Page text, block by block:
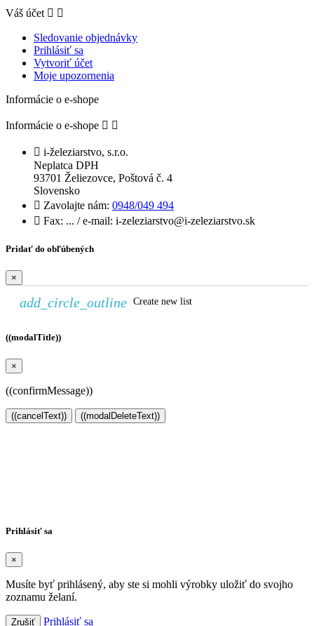
Váš účet  
Sledovanie objednávky
Prihlásiť sa
Vytvoriť účet
Moje upozornenia
Informácie o e-shope
Informácie o e-shope  
 i-železiarstvo, s.r.o.
Neplatca DPH
93701 Želiezovce, Poštová č. 4
Slovensko
 Zavolajte nám: 0948/049 494
 Fax: ... / e-mail: i-zeleziarstvo@i-zeleziarstvo.sk
Pridať do obľúbených
×
add_circle_outline Create new list
((modalTitle))
×
((confirmMessage))
((cancelText)) ((modalDeleteText))
Prihlásiť sa
×
Musíte byť prihlásený, aby ste si mohli výrobky uložiť do svojho
zoznamu želaní.
Zrušiť Prihlásiť sa